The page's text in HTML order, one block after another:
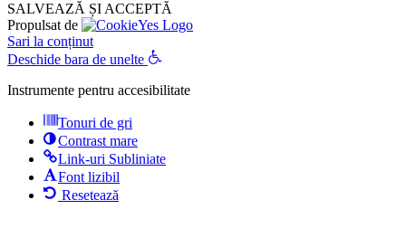
SALVEAZĂ ȘI ACCEPTĂ
Propulsat de
Sari la conținut
Deschide bara de unelte
Instrumente pentru accesibilitate
Tonuri de gri
Contrast mare
Link-uri Subliniate
Font lizibil
Resetează